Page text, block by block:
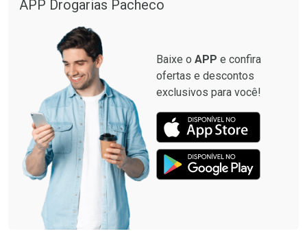
Comprar sem Desconto
APP Drogarias Pacheco
Baixe o APP e confira
ofertas e descontos
exclusivos para você!